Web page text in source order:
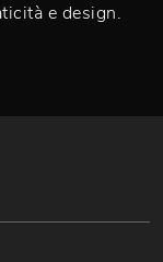
e design.